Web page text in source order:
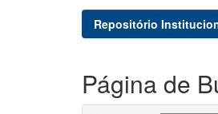
Repositório
Página de